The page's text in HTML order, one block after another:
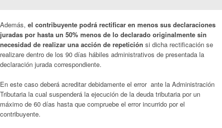
Además, el contribuyente podrá rectificar en menos sus declaraciones
juradas por hasta un 50% menos de lo declarado originalmente sin
necesidad de realizar una acción de repetición si dicha rectificación se
realizare dentro de los 90 días hábiles administrativos de presentada la
declaración jurada correspondiente.
En este caso deberá acreditar debidamente el error ante la Administración
Tributaria la cual suspenderá la ejecución de la deuda tributaria por un
máximo de 60 días hasta que compruebe el error incurrido por el
contribuyente.